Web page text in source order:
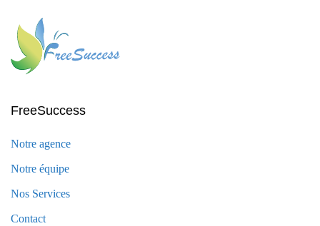
FreeSuccess
Notre agence
Notre équipe
Nos Services
Contact